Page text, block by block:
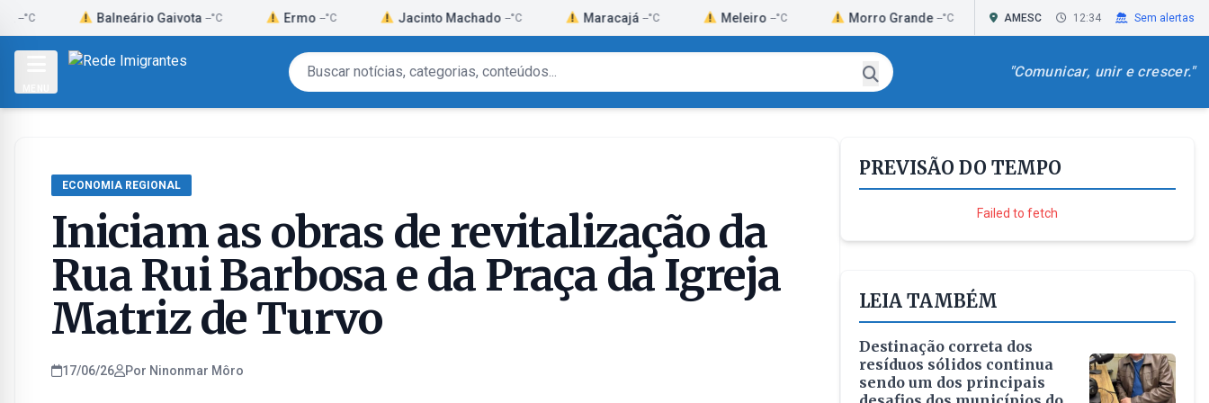
Skip
content
Balneário Gaivota --°C --°C Jacinto Machado --°C Maracajá --°C Meleiro --°C Morro Grande --°C Passo de Torres --°C Praia
AMESC 12:34 Sem alertas
"Comunicar, unir e crescer."
ECONOMIA REGIONAL
Iniciam as obras de revitalização da
Rua Rui Barbosa e da Praça da Igreja
Matriz de Turvo
17/06/26 Por Ninonmar Môro
PREVISÃO DO TEMPO
Failed to fetch
LEIA TAMBÉM
Destinação correta dos
resíduos sólidos continua
sendo um dos principais